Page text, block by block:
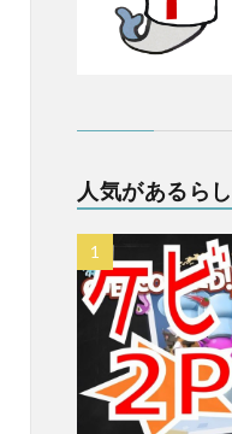
人気があるら